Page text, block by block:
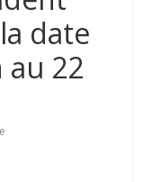
date
22